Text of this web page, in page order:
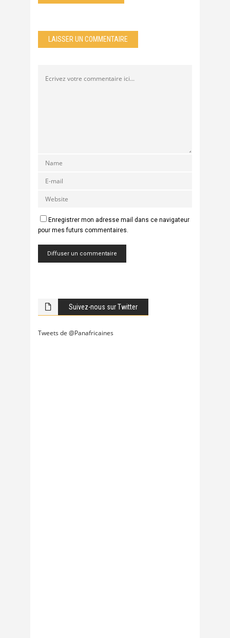
LAISSER UN COMMENTAIRE
Enregistrer mon adresse mail dans ce navigateur
pour mes futurs commentaires.
Suivez-nous sur Twitter
Tweets de @Panafricaines